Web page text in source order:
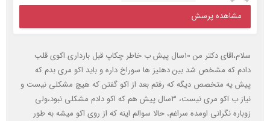
مشاهده پرسش
سلام،اقای دکتر من ۱۰سال پیش ب خاطر چکاپ قبل بارداری اکوی قلب
دادم که مشخص شد بین دهلیز ها سوراخ داره و باید اکو مری بدم که
پیش یه متخصص دیگه که رفتم بعد از اکو گفتن که هیچ مشکلی نیست و
نیاز ب اکو مری نیست، ۳سال پیش هم که اکو دادم مشکلی نبود،ولی
زوباره نگرانی اومده سراغم، حالا سوالم اینه که از روی اکو میشه به طور